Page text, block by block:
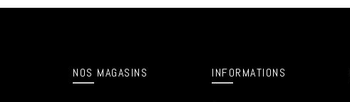
NOS MAGASINS INFORMATIONS